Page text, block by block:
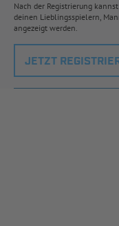
Nach der Registrierung
deinen Lieblingsspielern,
angezeigt werden.
JETZT